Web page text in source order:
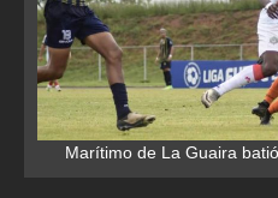
Marítimo de La Guaira